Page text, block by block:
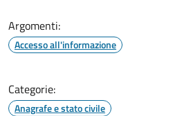
Argomenti:
Accesso all'informazione
Categorie:
Anagrafe e stato civile